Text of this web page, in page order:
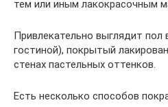
тем или иным лакокрасочным
Привлекательно выглядит
гостиной), покрытый
стенах пастельных оттенков.
Есть несколько способов